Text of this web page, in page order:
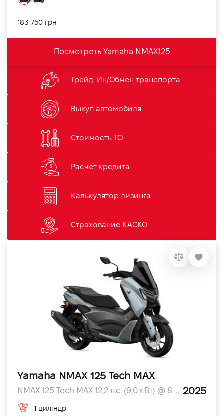
183 750 грн
Посмотреть Yamaha NMAX125
Трейд-Ин/Обмен транспорта
Выкуп автомобиля
Стоимость ТО
Расчет кредита
Калькулятор лизинга
Страхование КАСКО
Yamaha NMAX 125 Tech MAX
NMAX 125 Tech MAX 12,2 л.с. (9,0 кВт) @ 8 000 л.с. 2025
1 циліндр